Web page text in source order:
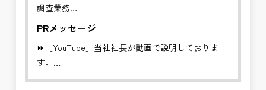
調査業務
✅点検調査結果を集計する
ネクスコの道路管理者を支援する業務に従事し、の
り面の道路保全管理の支援を行います。
PRメッセージ
⏩［YouTube］当社社長が動画で説明しておりま
す。
https://youtube.com/channel/